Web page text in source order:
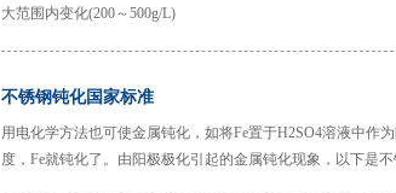
大范围内变化(200～500g/L)
不锈钢钝化国家标准
用电化学方法也可使金属钝化，如将Fe置于H2SO4溶液中作
度，Fe就钝化了。由阳极极化引起的金属钝化现象，以下是不